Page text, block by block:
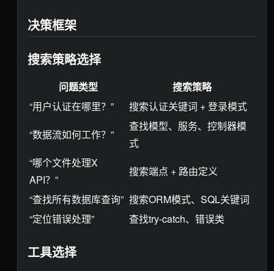
决策框架
搜索策略选择
问题类型
搜索策略
“用户认证在哪里？”
搜索认证关键词 + 登录模式
“数据流如何工作？”
查找模型、服务、控制器模
式
“哪个文件处理X
API？”
搜索端点 + 路由定义
“查找所有数据库查询” 搜索ORM模式、SQL关键词
“定位错误处理”
查找try-catch、错误类
工具选择